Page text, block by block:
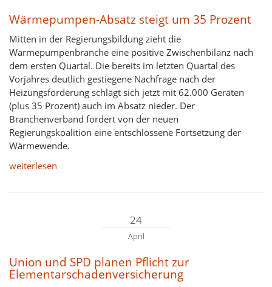
Wärmepumpen-Absatz steigt um 35 Prozent
Mitten in der Regierungsbildung zieht die
Wärmepumpenbranche eine positive Zwischenbilanz nach
dem ersten Quartal. Die bereits im letzten Quartal des
Vorjahres deutlich gestiegene Nachfrage nach der
Heizungsförderung schlägt sich jetzt mit 62.000 Geräten
(plus 35 Prozent) auch im Absatz nieder. Der
Branchenverband fordert von der neuen
Regierungskoalition eine entschlossene Fortsetzung der
Wärmewende.
weiterlesen
24
April
Union und SPD planen Pflicht zur
Elementarschadenversicherung